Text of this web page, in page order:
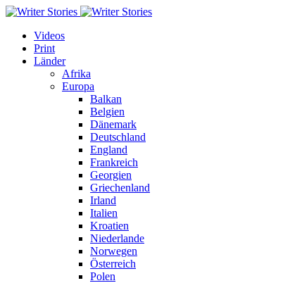
Videos
Print
Länder
Afrika
Europa
Balkan
Belgien
Dänemark
Deutschland
England
Frankreich
Georgien
Griechenland
Irland
Italien
Kroatien
Niederlande
Norwegen
Österreich
Polen